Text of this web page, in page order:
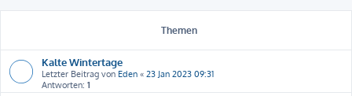
Themen
Kalte Wintertage
Letzter Beitrag von Eden « 23 Jan 2023 09:31
Antworten: 1